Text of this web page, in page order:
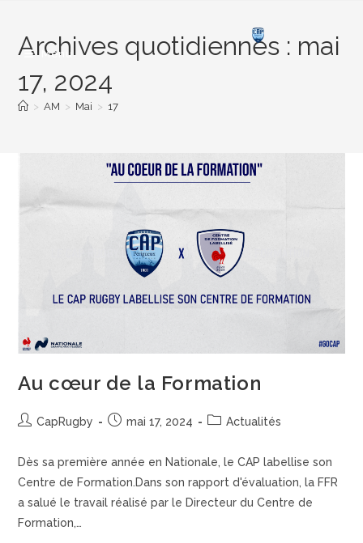
Menu
Archives quotidiennes : mai
17, 2024
> AM > Mai > 17
Au cœur de la Formation
CapRugby mai 17, 2024 Actualités
Dès sa première année en Nationale, le CAP labellise son
Centre de Formation.Dans son rapport d'évaluation, la FFR
a salué le travail réalisé par le Directeur du Centre de
Formation,…